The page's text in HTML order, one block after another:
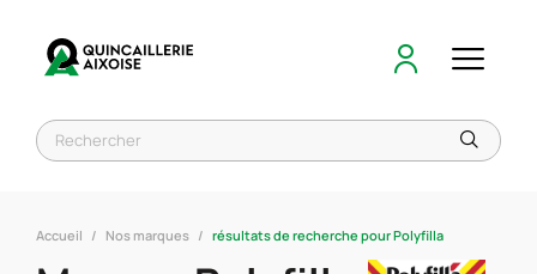
Accueil Nos marques résultats de recherche pour Polyfilla